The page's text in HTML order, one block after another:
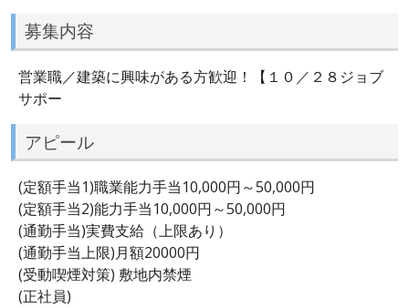
募集内容
営業職／建築に興味がある方歓迎！【１０／２８ジョブ
サポー
アピール
(定額手当1)職業能力手当10,000円～50,000円
(定額手当2)能力手当10,000円～50,000円
(通勤手当)実費支給（上限あり）
(通勤手当上限)月額20000円
(受動喫煙対策) 敷地内禁煙
(正社員)